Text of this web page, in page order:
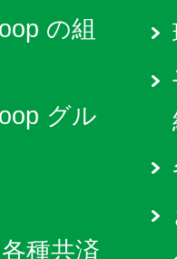
の組
グル
種共済